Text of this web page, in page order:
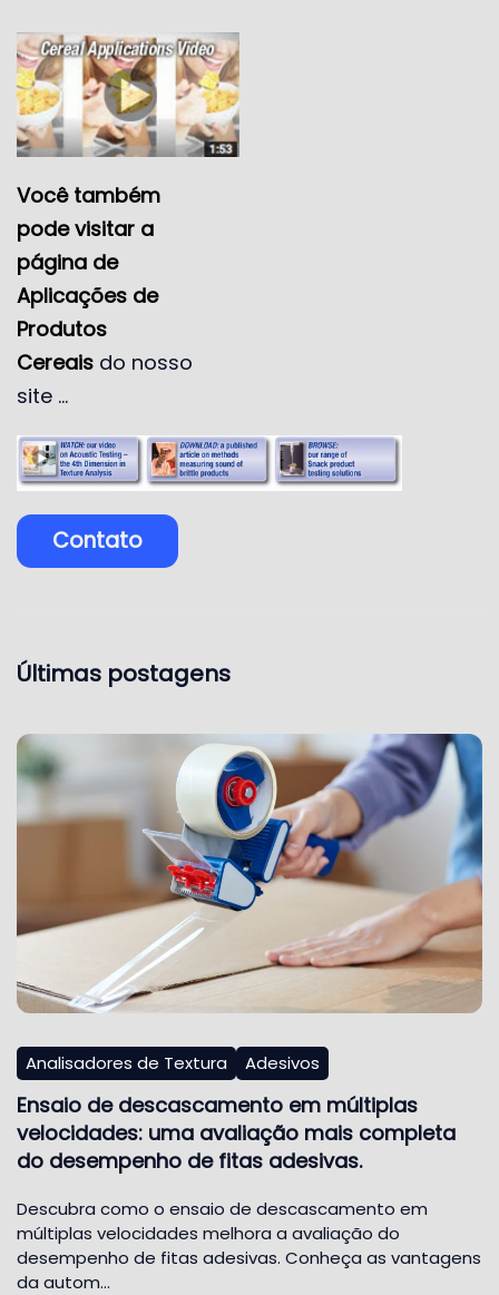
Você também
pode visitar a
página de
Aplicações de
Produtos
Cereais do nosso
site …
Contato
Últimas postagens
Analisadores de Textura Adesivos
Ensaio de descascamento em múltiplas
velocidades: uma avaliação mais completa
do desempenho de fitas adesivas.
Descubra como o ensaio de descascamento em
múltiplas velocidades melhora a avaliação do
desempenho de fitas adesivas. Conheça as vantagens
da autom…